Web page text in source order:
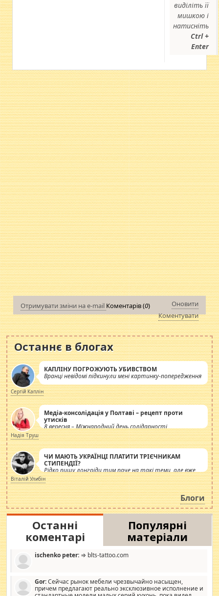
виділіть її
мишкою і
натисніть
Ctrl +
Enter
Отримувати зміни на e-mail Коментарів (0)
Оновити
Коментувати
Останнє в блогах
КАПЛІНУ ПОГРОЖУЮТЬ УБИВСТВОМ
Вранці невідомі підкинули мені картинку-попередження
Сергій Каплін
Медіа-консолідація у Полтаві – рецепт проти
утисків
8 вересня – Міжнародний день солідарності
журналістів.
Надія Труш
ЧИ МАЮТЬ УКРАЇНЦІ ПЛАТИТИ ТРІЄЧНИКАМ
СТИПЕНДІЇ?
Рідко пишу лонгріди тим паче на такі теми, але вже
просто дістало! Обурюють сьогоднішні інсенуації
навколо стипендіального питання. Штучно
роздувається ще одна соціальна катастрофа.
Віталій Улибін
Блоги
Останні
коментарі
Популярні
матеріали
ischenko peter: ⇒ blts-tattoo.com
Gor:Сейчас рынок мебели чрезвычайно насыщен,
причем предлагают реально эксклюзивное исполнение и